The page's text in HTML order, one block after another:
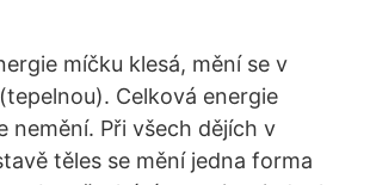
míčku klesá, mění se v
Celková energie
nemění. Při všech dějích v
těles se mění jedna forma